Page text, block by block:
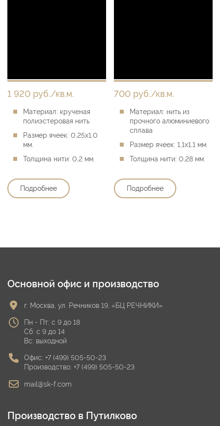
1 920 руб./кв.м.
Материал: крученая
полиэстеровая нить
Размер ячеек: 0,25х1,0
мм.
Толщина нити: 0,2 мм.
Подробнее
700 руб./кв.м.
Материал: нить из
прочного алюминиевого
сплава
Размер ячеек: 1,1х1,1 мм.
Толщина нити: 0,28 мм.
Подробнее
Основной офис и производство
г. Москва, ул. Речников 19, «БЦ РЕЧНИКИ»
Пн - Пт: с 9 до 18
Сб: с 9 до 14
Вс: выходной
Офис: +7 (499) 505-50-23
Производство: +7 (499) 505-50-23
mail@sk-f.com
Производство в Путилково